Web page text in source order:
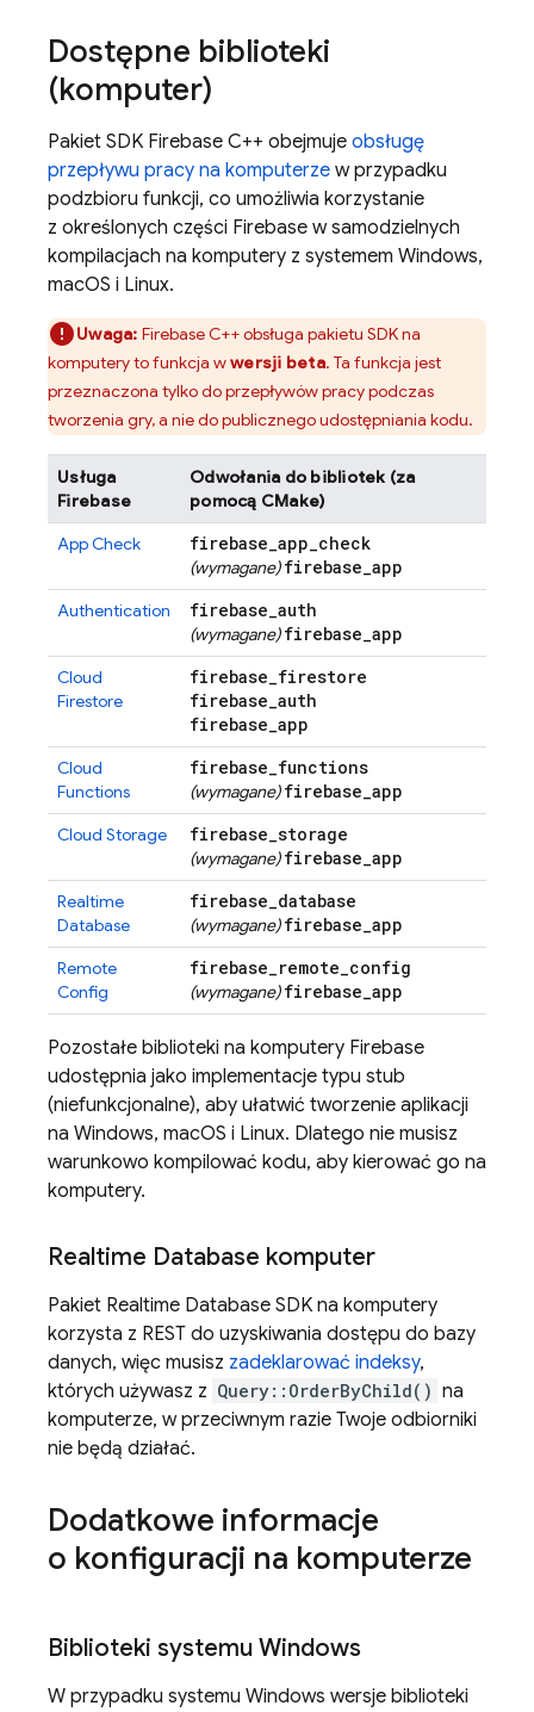
Dostępne biblioteki
(komputer)
Pakiet SDK Firebase C++ obejmuje obsługę
przepływu pracy na komputerze w przypadku
podzbioru funkcji, co umożliwia korzystanie
z określonych części Firebase w samodzielnych
kompilacjach na komputery z systemem Windows,
macOS i Linux.
Uwaga: FirebaseC++obsługa pakietu SDK na
komputery to funkcja wwersji beta. Ta funkcja jest
przeznaczona tylko do przepływów pracy podczas
tworzenia gry, a nie do publicznego udostępniania kodu.
Usługa
Firebase
Odwołania do bibliotek (za
pomocą CMake)
App Check
firebase_app_check
(wymagane) firebase_app
Authentication firebase_auth
(wymagane) firebase_app
Cloud
Firestore
firebase_firestore
firebase_auth
firebase_app
Cloud
Functions
firebase_functions
(wymagane) firebase_app
Cloud Storage firebase_storage
(wymagane) firebase_app
Realtime
Database
firebase_database
(wymagane) firebase_app
Remote
Config
firebase_remote_config
(wymagane) firebase_app
Pozostałe biblioteki na komputery Firebase
udostępnia jako implementacje typu stub
(niefunkcjonalne), aby ułatwić tworzenie aplikacji
na Windows, macOS i Linux. Dlatego nie musisz
warunkowo kompilować kodu, aby kierować go na
komputery.
Realtime Database komputer
Pakiet Realtime Database SDK na komputery
korzysta z REST do uzyskiwania dostępu do bazy
danych, więc musisz zadeklarować indeksy,
których używasz z Query::OrderByChild() na
komputerze, w przeciwnym razie Twoje odbiorniki
nie będą działać.
Dodatkowe informacje
o konfiguracji na komputerze
Biblioteki systemu Windows
W przypadku systemu Windows wersje biblioteki